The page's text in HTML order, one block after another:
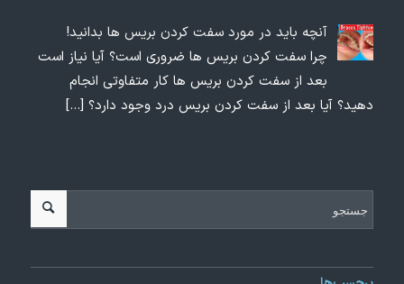
آنچه باید در مورد سفت کردن بریس ها بدانید!
چرا سفت کردن بریس ها ضروری است؟ آیا نیاز است
بعد از سفت کردن بریس ها کار متفاوتی انجام
دهید؟ آیا بعد از سفت کردن بریس درد وجود دارد؟[…]